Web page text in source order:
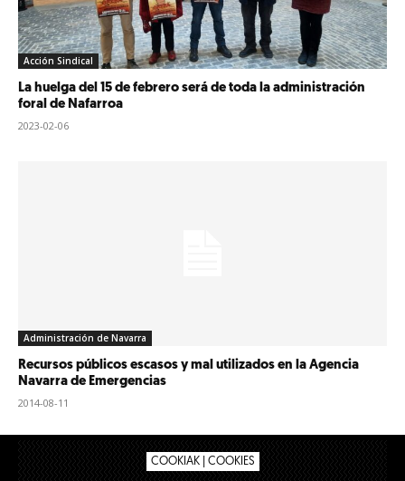
Acción Sindical
La huelga del 15 de febrero será de toda la administración
foral de Nafarroa
2023-02-06
Administración de Navarra
Recursos públicos escasos y mal utilizados en la Agencia
Navarra de Emergencias
2014-08-11
COOKIAK | COOKIES